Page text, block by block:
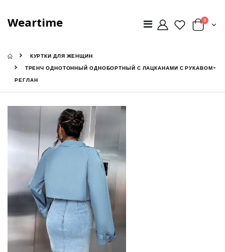
Weartime 0
КУРТКИ ДЛЯ ЖЕНЩИН
ТРЕНЧ ОДНОТОННЫЙ ОДНОБОРТНЫЙ С ЛАЦКАНАМИ С РУКАВОМ-
РЕГЛАН